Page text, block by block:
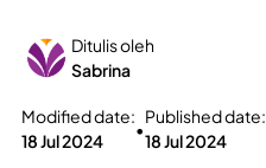
Ditulis oleh
Sabrina
Modified date:
18 Jul 2024
•
Published date:
18 Jul 2024